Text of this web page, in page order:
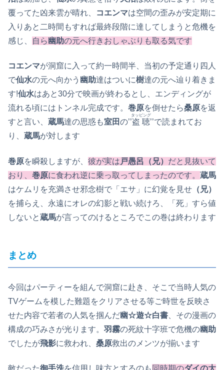
覆ってた凶来雲が晴れ、
コエンマは空間の歪みが安定期に
入りあと二時間もすれば最終段階に達してしまうと危機を
感じ、
自ら 幽助の元へ行きおしゃぶりも取る気です
コエンマが洞窟に入って約一時間半、当初の予定通り四人
で仙水の元へ向かう 幽助達はついに樹達の元へ辿り着きま
す!仙水はあと30分で映画が終わるとし、エンディングが
流れる頃にはトンネル完成です。 巻原を倒せたら桑原を返
すと言い、 蔵馬達の思惑も室田の’’盗聴
タッピング
’’で読まれてお
り、 蔵馬が対します
巻原を瞬殺しますが、 彼が実は 戸愚呂（兄） だと見抜いて
おり、 巻原に食われ逆に乗っ取ってしまったのです。 蔵馬
はケムリを充満させ邪念樹で「エサ」に幻覚を見せ （兄）
を捕らえ、永遠にオレの幻影と戦い続けろ、「死」すら値
しないと蔵馬が言ってのけるところでこの巻は終わります
まとめ
今回はパーティーを組んで洞窟に赴き、そこで当時人気の
TVゲームを模した難題をクリアさせる等ご時世を反映さ
せた内容で若者の人気を掴んだ幽☆遊☆白書 、その漫画の
構成の巧みさが光ります。 羽霧の死紋十字班で危機の幽助
でしたが飛影に救われ、 桑原救出のメンツが揃います
敵だった御手洗を信用し味方とするのも 同時期のダイの大